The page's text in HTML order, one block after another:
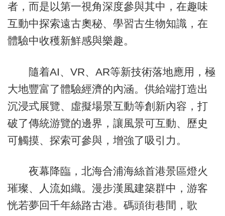
者，而是以第一視角深度參與其中，在趣味
互動中探索遠古奧秘、學習古生物知識，在
體驗中收穫新鮮感與樂趣。
隨着AI、VR、AR等新技術落地應用，極
大地豐富了體驗經濟的內涵。供給端打造出
沉浸式展覽、虛擬場景互動等創新內容，打
破了傳統游覽的邊界，讓風景可互動、歷史
可觸摸、探索可參與，增強了吸引力。
夜幕降臨，北海合浦海絲首港景區燈火
璀璨、人流如織。漫步漢風建築群中，游客
恍若夢回千年絲路古港。碼頭街巷間，歌